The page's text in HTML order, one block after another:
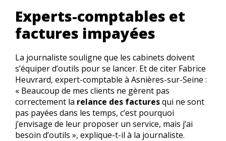
Experts-comptables et
factures impayées
La journaliste souligne que les cabinets doivent
s’équiper d’outils pour se lancer. Et de citer Fabrice
Heuvrard, expert-comptable à Asnières-sur-Seine :
« Beaucoup de mes clients ne gèrent pas
correctement la relance des facturesqui ne sont
pas payées dans les temps, c’est pourquoi
j’envisage de leur proposer un service, mais j’ai
besoin d’outils », explique-t-il à la journaliste.